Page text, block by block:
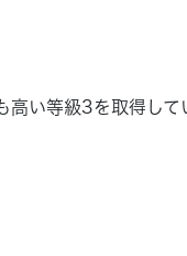
い等級3を取得して